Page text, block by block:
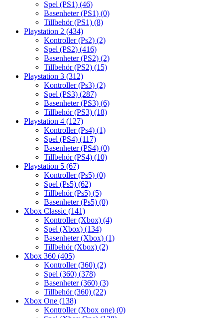
Spel (PS1) (46)
Basenheter (PS1) (0)
Tillbehör (PS1) (8)
Playstation 2 (434)
Kontroller (Ps2) (2)
Spel (PS2) (416)
Basenheter (PS2) (2)
Tillbehör (PS2) (15)
Playstation 3 (312)
Kontroller (Ps3) (2)
Spel (PS3) (287)
Basenheter (PS3) (6)
Tillbehör (PS3) (18)
Playstation 4 (127)
Kontroller (Ps4) (1)
Spel (PS4) (117)
Basenheter (PS4) (0)
Tillbehör (PS4) (10)
Playstation 5 (67)
Kontroller (Ps5) (0)
Spel (Ps5) (62)
Tillbehör (Ps5) (5)
Basenheter (Ps5) (0)
Xbox Classic (141)
Kontroller (Xbox) (4)
Spel (Xbox) (134)
Basenheter (Xbox) (1)
Tillbehör (Xbox) (2)
Xbox 360 (405)
Kontroller (360) (2)
Spel (360) (378)
Basenheter (360) (3)
Tillbehör (360) (22)
Xbox One (138)
Kontroller (Xbox one) (0)